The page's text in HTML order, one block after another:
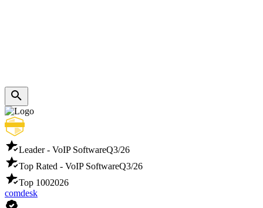
Leader - VoIP SoftwareQ3/26
Top Rated - VoIP SoftwareQ3/26
Top 1002026
comdesk